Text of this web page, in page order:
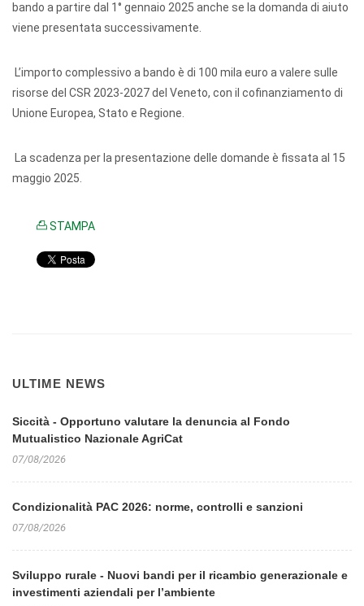
bando a partire dal 1° gennaio 2025 anche se la domanda di aiuto
viene presentata successivamente.
L’importo complessivo a bando è di 100 mila euro a valere sulle
risorse del CSR 2023-2027 del Veneto, con il cofinanziamento di
Unione Europea, Stato e Regione.
La scadenza per la presentazione delle domande è fissata al 15
maggio 2025.
STAMPA
ULTIME NEWS
Siccità - Opportuno valutare la denuncia al Fondo
Mutualistico Nazionale AgriCat
07/08/2026
Condizionalità PAC 2026: norme, controlli e sanzioni
07/08/2026
Sviluppo rurale - Nuovi bandi per il ricambio generazionale e
investimenti aziendali per l’ambiente